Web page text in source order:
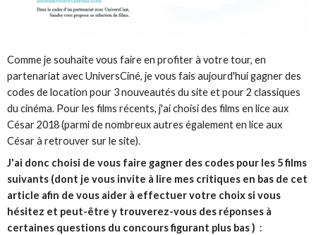
Comme je souhaite vous faire en profiter à votre tour, en
partenariat avec UniversCiné, je vous fais aujourd'hui gagner des
codes de location pour 3 nouveautés du site et pour 2 classiques
du cinéma. Pour les films récents, j'ai choisi des films en lice aux
César 2018 (parmi de nombreux autres également en lice aux
César à retrouver sur le site).
J'ai donc choisi de vous faire gagner des codes pour les 5 films
suivants (dont je vous invite à lire mes critiques en bas de cet
article afin de vous aider à effectuer votre choix si vous
hésitez et peut-être y trouverez-vous des réponses à
certaines questions du concours figurant plus bas ) :